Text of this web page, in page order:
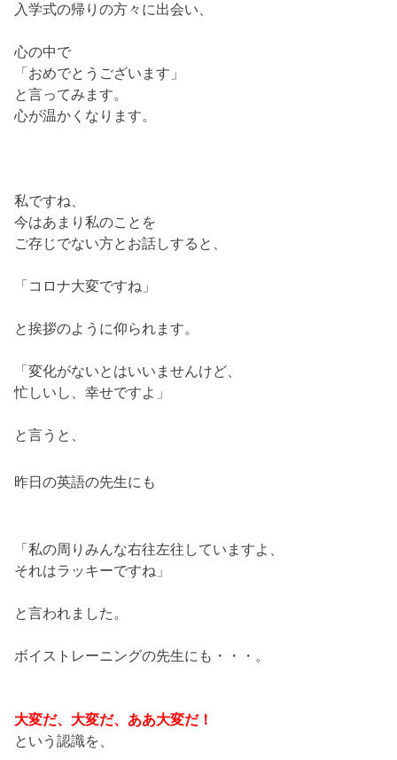
入学式の帰りの方々に出会い、
心の中で
「おめでとうございます」
と言ってみます。
心が温かくなります。
私ですね、
今はあまり私のことを
ご存じでない方とお話しすると、
「コロナ大変ですね」
と挨拶のように仰られます。
「変化がないとはいいませんけど、
忙しいし、幸せですよ」
と言うと、
昨日の英語の先生にも
「私の周りみんな右往左往していますよ、
それはラッキーですね」
と言われました。
ボイストレーニングの先生にも・・・。
大変だ、大変だ、ああ大変だ！
という認識を、